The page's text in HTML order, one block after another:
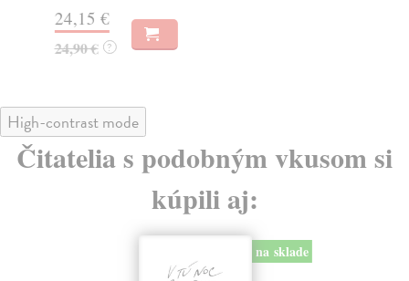
24,15 €
24,90 € ?
High-contrast mode
Čitatelia s podobným vkusom si
kúpili aj:
na sklade